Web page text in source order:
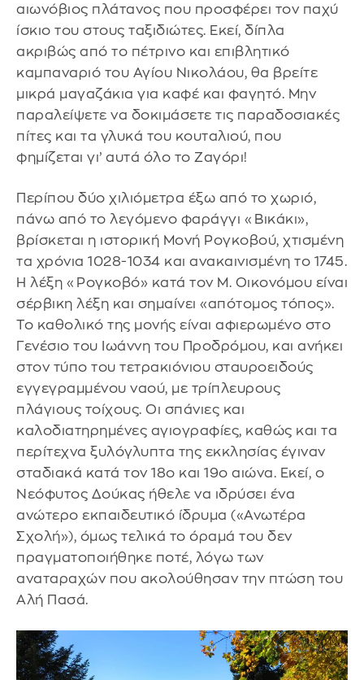
αιωνόβιος πλάτανος που προσφέρει τον παχύ
ίσκιο του στους ταξιδιώτες. Εκεί, δίπλα
ακριβώς από το πέτρινο και επιβλητικό
καμπαναριό του Αγίου Νικολάου, θα βρείτε
μικρά μαγαζάκια για καφέ και φαγητό. Μην
παραλείψετε να δοκιμάσετε τις παραδοσιακές
πίτες και τα γλυκά του κουταλιού, που
φημίζεται γι’ αυτά όλο το Ζαγόρι!
Περίπου δύο χιλιόμετρα έξω από το χωριό,
πάνω από το λεγόμενο φαράγγι «Βικάκι»,
βρίσκεται η ιστορική Μονή Ρογκοβού, χτισμένη
τα χρόνια 1028-1034 και ανακαινισμένη το 1745.
Η λέξη «Ρογκοβό» κατά τον Μ. Οικονόμου είναι
σέρβικη λέξη και σημαίνει «απότομος τόπος».
Το καθολικό της μονής είναι αφιερωμένο στο
Γενέσιο του Ιωάννη του Προδρόμου, και ανήκει
στον τύπο του τετρακιόνιου σταυροειδούς
εγγεγραμμένου ναού, με τρίπλευρους
πλάγιους τοίχους. Οι σπάνιες και
καλοδιατηρημένες αγιογραφίες, καθώς και τα
περίτεχνα ξυλόγλυπτα της εκκλησίας έγιναν
σταδιακά κατά τον 18ο και 19ο αιώνα. Εκεί, ο
Νεόφυτος Δούκας ήθελε να ιδρύσει ένα
ανώτερο εκπαιδευτικό ίδρυμα («Ανωτέρα
Σχολή»), όμως τελικά το όραμά του δεν
πραγματοποιήθηκε ποτέ, λόγω των
αναταραχών που ακολούθησαν την πτώση του
Αλή Πασά.